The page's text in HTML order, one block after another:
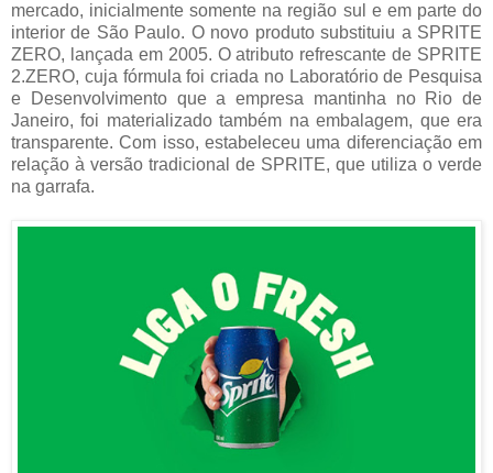
mercado, inicialmente somente na região sul e em parte do
interior de São Paulo. O novo produto substituiu a SPRITE
ZERO, lançada em 2005. O atributo refrescante de SPRITE
2.ZERO, cuja fórmula foi criada no Laboratório de Pesquisa
e Desenvolvimento que a empresa mantinha no Rio de
Janeiro, foi materializado também na embalagem, que era
transparente. Com isso, estabeleceu uma diferenciação em
relação à versão tradicional de SPRITE, que utiliza o verde
na garrafa.